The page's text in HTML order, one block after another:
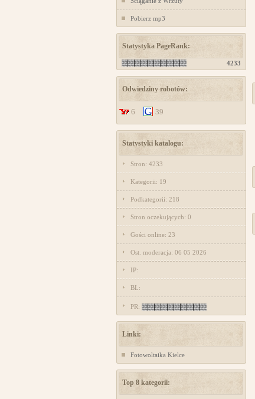
Pobierz mp3
Statystyka PageRank:
4233
Odwiedziny robotów:
6 39
Statystyki katalogu:
Stron: 4233
Kategorii: 19
Podkategorii: 218
Stron oczekujących: 0
Gości online: 23
Ost. moderacja: 06 05 2026
IP:
BL:
PR:
Linki:
Fotowoltaika Kielce
Top 8 kategorii: